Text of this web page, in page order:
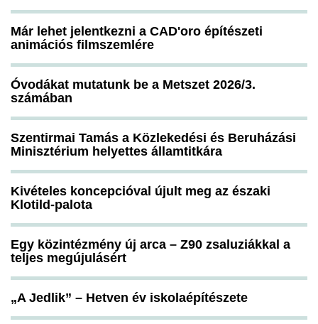
Már lehet jelentkezni a CAD'oro építészeti
animációs filmszemlére
Óvodákat mutatunk be a Metszet 2026/3.
számában
Szentirmai Tamás a Közlekedési és Beruházási
Minisztérium helyettes államtitkára
Kivételes koncepcióval újult meg az északi
Klotild-palota
Egy közintézmény új arca – Z90 zsaluziákkal a
teljes megújulásért
„A Jedlik” – Hetven év iskolaépítészete